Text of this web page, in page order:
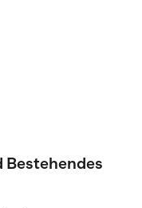
Bestehendes